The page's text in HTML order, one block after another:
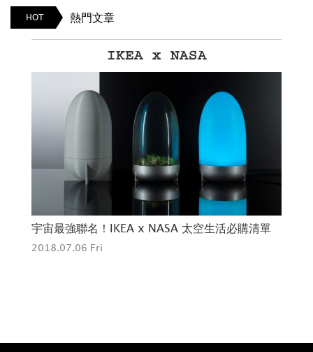
HOT 熱門文章
IKEA x NASA
宇宙最強聯名！IKEA x NASA 太空生活必購清單
2018.07.06 Fri